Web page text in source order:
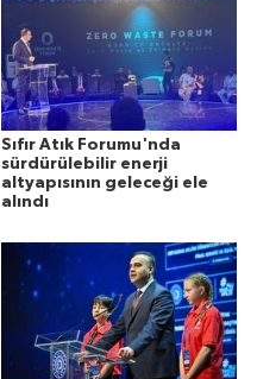
Sıfır Atık Forumu'nda
sürdürülebilir enerji
altyapısının geleceği ele
alındı